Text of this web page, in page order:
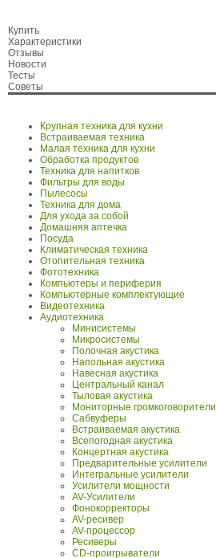
Купить
Характеристики
Отзывы
Новости
Тесты
Советы
Крупная техника для кухни
Встраиваемая техника
Малая техника для кухни
Обработка продуктов
Техника для напитков
Фильтры для воды
Пылесосы
Техника для дома
Для ухода за собой
Домашняя аптечка
Посуда
Климатическая техника
Отопительная техника
Фототехника
Компьютеры и периферия
Компьютерные комплектующие
Видеотехника
Аудиотехника
Минисистемы
Микросистемы
Полочная акустика
Напольная акустика
Навесная акустика
Центральный канал
Тыловая акустика
Мониторные громкоговорители
Сабвуферы
Встраиваемая акустика
Всепогодная акустика
Концертная акустика
Предварительные усилители
Интегральные усилители
Усилители мощности
AV-Усилители
Фонокорректоры
AV-ресивер
AV-процессор
Ресиверы
CD-проигрыватели